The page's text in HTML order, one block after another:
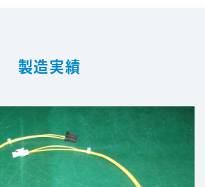
製造実績